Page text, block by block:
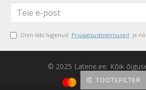
Olen läbi lugenud Privaatsustingimused ja
© 2025 Latene.ee. Kõik
TOOTEFILTER